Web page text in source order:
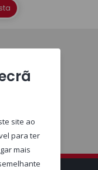
site ao
para ter
mais